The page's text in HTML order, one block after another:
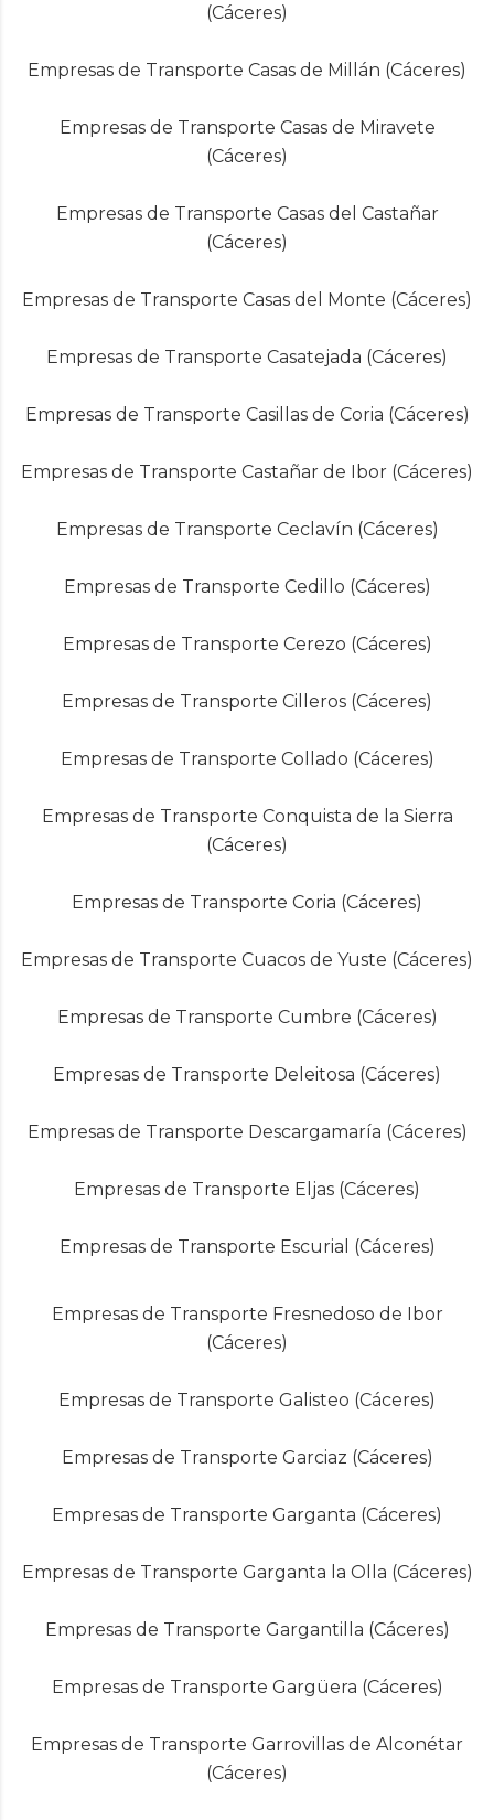
(Cáceres)
Empresas de Transporte Casas de Millán (Cáceres)
Empresas de Transporte Casas de Miravete
(Cáceres)
Empresas de Transporte Casas del Castañar
(Cáceres)
Empresas de Transporte Casas del Monte (Cáceres)
Empresas de Transporte Casatejada (Cáceres)
Empresas de Transporte Casillas de Coria (Cáceres)
Empresas de Transporte Castañar de Ibor (Cáceres)
Empresas de Transporte Ceclavín (Cáceres)
Empresas de Transporte Cedillo (Cáceres)
Empresas de Transporte Cerezo (Cáceres)
Empresas de Transporte Cilleros (Cáceres)
Empresas de Transporte Collado (Cáceres)
Empresas de Transporte Conquista de la Sierra
(Cáceres)
Empresas de Transporte Coria (Cáceres)
Empresas de Transporte Cuacos de Yuste (Cáceres)
Empresas de Transporte Cumbre (Cáceres)
Empresas de Transporte Deleitosa (Cáceres)
Empresas de Transporte Descargamaría (Cáceres)
Empresas de Transporte Eljas (Cáceres)
Empresas de Transporte Escurial (Cáceres)
Empresas de Transporte Fresnedoso de Ibor
(Cáceres)
Empresas de Transporte Galisteo (Cáceres)
Empresas de Transporte Garciaz (Cáceres)
Empresas de Transporte Garganta (Cáceres)
Empresas de Transporte Garganta la Olla (Cáceres)
Empresas de Transporte Gargantilla (Cáceres)
Empresas de Transporte Gargüera (Cáceres)
Empresas de Transporte Garrovillas de Alconétar
(Cáceres)